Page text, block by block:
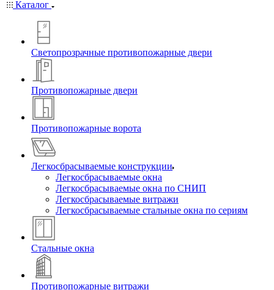
Каталог
Светопрозрачные противопожарные двери
Противопожарные двери
Противопожарные ворота
Легкосбрасываемые конструкции
Легкосбрасываемые окна
Легкосбрасываемые окна по СНИП
Легкосбрасываемые витражи
Легкосбрасываемые стальные окна по сериям
Стальные окна
Противопожарные витражи